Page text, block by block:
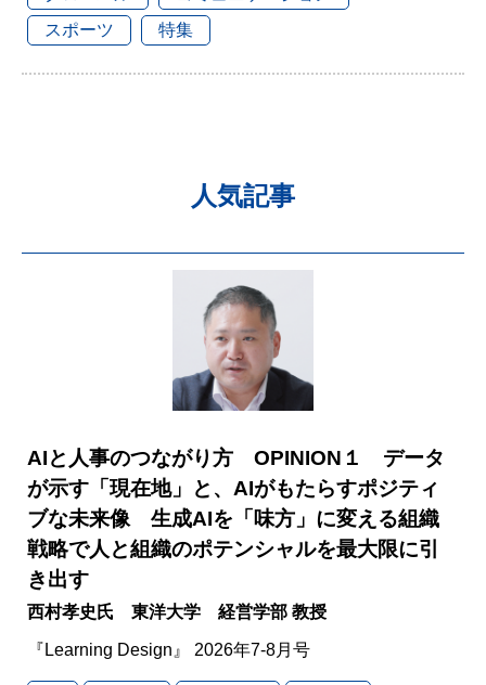
スポーツ
特集
人気記事
AIと人事のつながり方 OPINION１ データ
が示す「現在地」と、AIがもたらすポジティ
ブな未来像 生成AIを「味方」に変える組織
戦略で人と組織のポテンシャルを最大限に引
き出す
西村孝史氏 東洋大学 経営学部 教授
『Learning Design』 2026年7-8月号